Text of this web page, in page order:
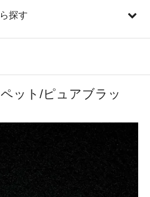
探す
ット/ピュアブラッ